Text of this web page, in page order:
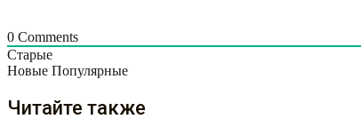
0 Comments
Старые
Новые Популярные
Читайте также